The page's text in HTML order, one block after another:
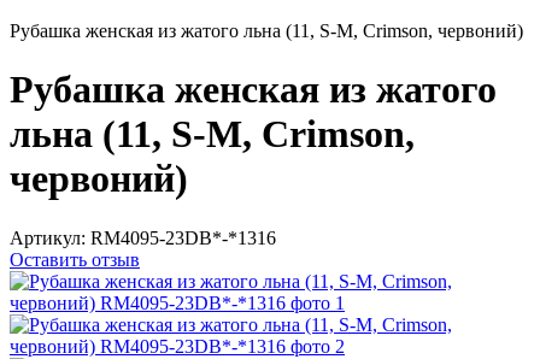
Рубашка женская из жатого льна (11, S-M, Crimson, червоний)
Рубашка женская из жатого
льна (11, S-M, Crimson,
червоний)
Артикул: RM4095-23DB*-*1316
Оставить отзыв